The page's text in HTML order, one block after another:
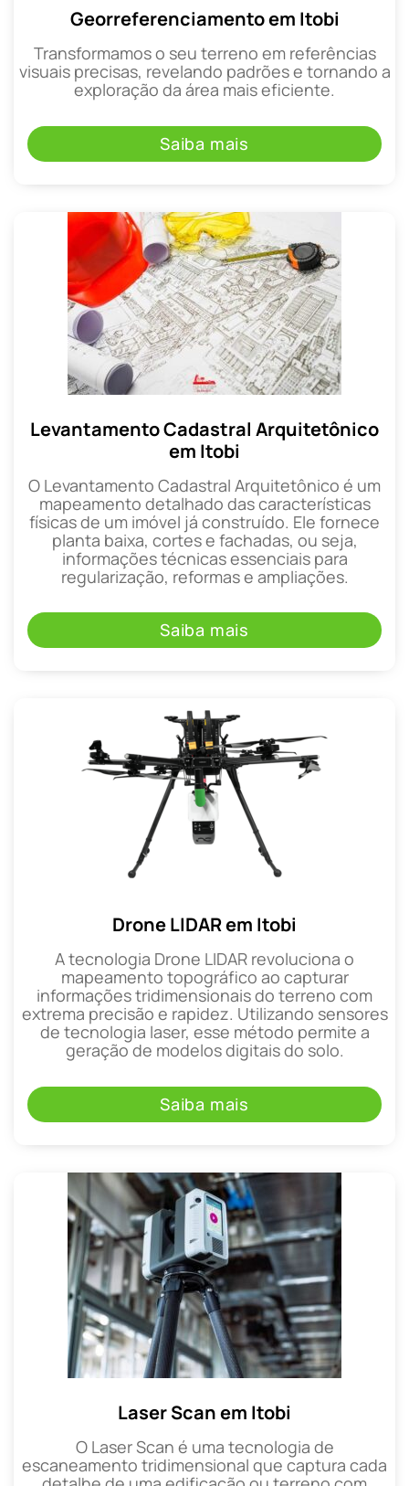
Georreferenciamento em Itobi
Transformamos o seu terreno em referências
visuais precisas, revelando padrões e tornando a
exploração da área mais eficiente.
Saiba mais
Levantamento Cadastral Arquitetônico
em Itobi
O Levantamento Cadastral Arquitetônico é um
mapeamento detalhado das características
físicas de um imóvel já construído. Ele fornece
planta baixa, cortes e fachadas, ou seja,
informações técnicas essenciais para
regularização, reformas e ampliações.
Saiba mais
Drone LIDAR em Itobi
A tecnologia Drone LIDAR revoluciona o
mapeamento topográfico ao capturar
informações tridimensionais do terreno com
extrema precisão e rapidez. Utilizando sensores
de tecnologia laser, esse método permite a
geração de modelos digitais do solo.
Saiba mais
Laser Scan em Itobi
O Laser Scan é uma tecnologia de
escaneamento tridimensional que captura cada